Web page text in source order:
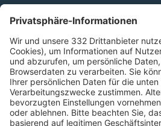
Kontakt
HÄUFIG BESUCHTE SEITEN
Pässe und Vereinswechsel
Trainerausbildung
Schulungsangebot Vereinsmitarbeiter
BFV-Geschäftsstellen